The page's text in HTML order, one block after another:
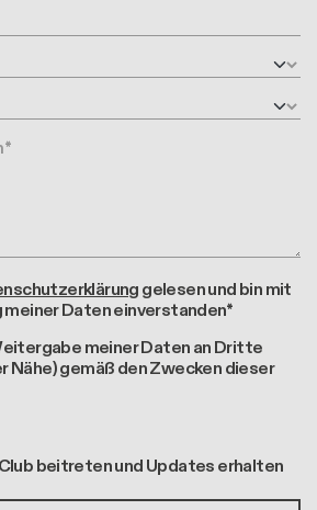
gelesen und bin mit
Daten einverstanden*
meiner Daten an Dritte
Nähe) gemäß den Zwecken dieser
beitreten und Updates erhalten